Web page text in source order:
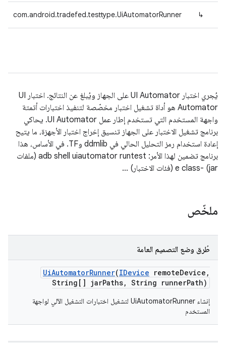
↳
com.android.tradefed.testtype.UiAutomatorRunner
يُجري اختبار UI Automator على الجهاز ويُبلغ عن النتائج. اختبار UI
Automator هو أداة تشغيل اختبار مخصّصة لتنفيذ اختبارات أتمتة
واجهة المستخدم التي تستخدم إطار عمل UI Automator. يحاكي
برنامج تشغيل الاختبار على الجهاز تنسيق إخراج اختبار الأجهزة، ما يتيح
إعادة استخدام رمز التحليل الحالي في ddmlib وTF. في الأساس، هذا
برنامج تضمين لهذا الأمر: adb shell uiautomator runtest (ملفات
jar) -e class (فئات الاختبار) ...
ملخّص
طُرق وضع التصميم العامة
UiAutomatorRunner(IDevice remoteDevice ,
String[] jarPaths, String runnerPath)
إنشاء UiAutomatorRunner لتشغيل اختبارات التشغيل الآلي لواجهة
المستخدم